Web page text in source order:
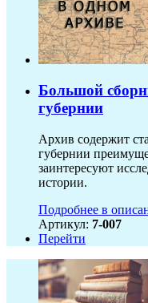
Большой
губернии
Архив содержит
губернии
заинтересуют
истории.
Подробнее в
Артикул: 7-007
Перейти